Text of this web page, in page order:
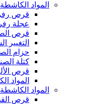
المواد
قرص
عجلة
قرص
التغيير
حزام
كتلة
قرص
المواد
المواد
قرص